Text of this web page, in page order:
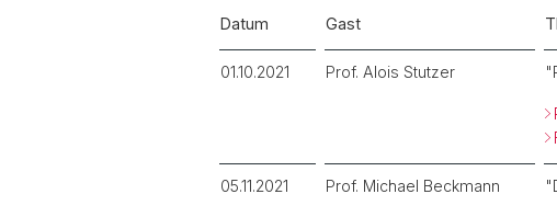
Datum
Gast
01.10.2021 Prof. Alois Stutzer
05.11.2021 Prof. Michael Beckmann